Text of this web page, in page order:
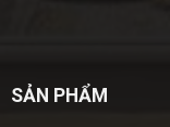
SẢN PHẨM